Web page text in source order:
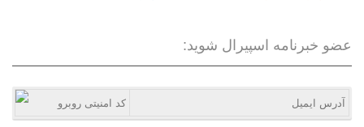
عضو خبرنامه اسپیرال شوید: